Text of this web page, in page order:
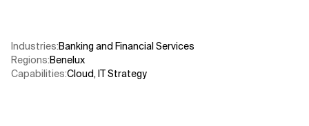
Industries:Banking and Financial Services
Regions:Benelux
Capabilities:Cloud,IT Strategy